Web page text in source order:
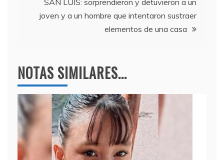
k
SAN LUIS: sorprendieron y detuvieron a un
joven y a un hombre que intentaron sustraer
elementos de una casa
NOTAS SIMILARES...